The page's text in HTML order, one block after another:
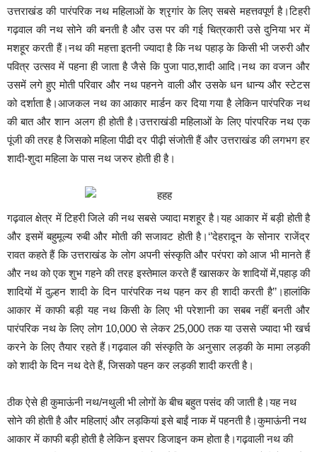
उत्तराखंड की पारंपरिक नथ महिलाओं के श्रृगांर के लिए सबसे महत्तवपूर्ण है।टिहरी
गढ़वाल की नथ सोने की बनती है और उस पर की गई चित्रकारी उसे दुनिया भर में
मशहूर करती हैं।नथ की महत्ता इतनी ज्यादा है कि नथ पहाड़ के किसी भी जरुरी और
पवित्र उत्सव में पहना ही जाता है जैसे कि पुजा पाठ,शादी आदि।नथ का वजन और
उसमें लगे हुए मोती परिवार और नथ पहनने वाली और उसके धन धान्य और स्टेटस
को दर्शाता है।आजकल नथ का आकार मार्डन कर दिया गया है लेकिन पारंपरिक नथ
की बात और शान अलग ही होती है।उत्तराखंडी महिलाओं के लिए पांरपरिक नथ एक
पूंजी की तरह है जिसको महिला पीढी दर पीढ़ी संजोती हैं और उत्तराखंड की लगभग हर
शादी-शुदा महिला के पास नथ जरुर होती ही है।
गढ़वाल क्षेत्र में टिहरी जिले की नथ सबसे ज्यादा मशहूर है।यह आकार में बड़ी होती है
और इसमें बहुमूल्य रुबी और मोती की सजावट होती है।‘’देहरादून के सोनार राजेंद्र
रावत कहते हैं कि उत्तराखंड के लोग अपनी संस्कृति और परंपरा को आज भी मानते हैं
और नथ को एक शुभ गहने की तरह इस्तेमाल करते हैं खासकर के शादियों में,पहाड़ की
शादियों में दुल्हन शादी के दिन पारंपरिक नथ पहन कर ही शादी करती है’’।हालांकि
आकार में काफी बड़ी यह नथ किसी के लिए भी परेशानी का सबब नहीं बनती और
पारंपरिक नथ के लिए लोग 10,000 से लेकर 25,000 तक या उससे ज्यादा भी खर्च
करने के लिए तैयार रहते हैं।गढ़वाल की संस्कृति के अनुसार लड़की के मामा लड़की
को शादी के दिन नथ देते हैं, जिसको पहन कर लड़की शादी करती है।
ठीक ऐसे ही कुमाऊंनी नथ/नथुली भी लोगों के बीच बहुत पसंद की जाती है।यह नथ
सोने की होती है और महिलाएं और लड़कियां इसे बाईं नाक में पहनती है।कुमाऊंनी नथ
आकार में काफी बड़ी होती है लेकिन इसपर डिजाइन कम होता है।गढ़वाली नथ की